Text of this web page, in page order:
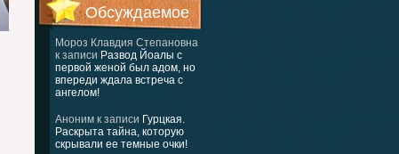
Обсуждаемое
Мороз Клавдия Степановна
к записи Развод Йоалы с
первой женой был адом, но
впереди ждала встреча с
ангелом!
Аноним к записи Гурцкая.
Раскрыта тайна, которую
скрывали ее темные очки!